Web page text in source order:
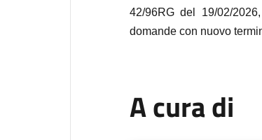
42/96RG del 19/02/
domande con nuovo
A cura di